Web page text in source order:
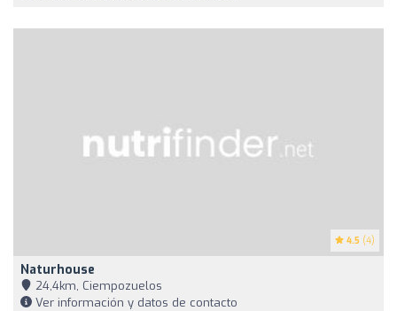
4.5 (4)
Naturhouse
24,4km, Ciempozuelos
Ver información y datos de contacto